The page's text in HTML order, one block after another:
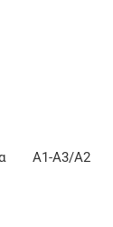
Α1-Α3/Α2